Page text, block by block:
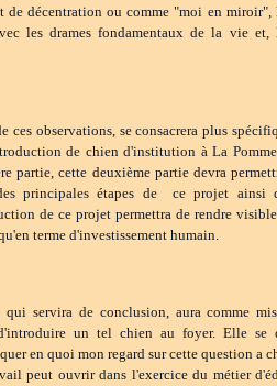
de décentration ou comme "moi en miroir",
les drames fondamentaux de la vie et,
ces observations, se consacrera plus
de chien d'institution à La
partie, cette deuxième partie devra
principales étapes de ce projet ainsi
de ce projet permettra de rendre
terme d'investissement humain.
servira de conclusion, aura comme
un tel chien au foyer. Elle se
en quoi mon regard sur cette question a
peut ouvrir dans l'exercice du métier